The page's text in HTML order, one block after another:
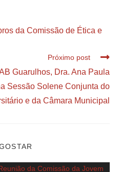
da Comissão de Ética e
Próximo post
Guarulhos, Dra. Ana Paula
Sessão Solene Conjunta do
e da Câmara Municipal